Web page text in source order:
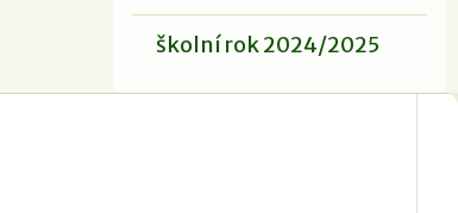
školní rok 2024/2025